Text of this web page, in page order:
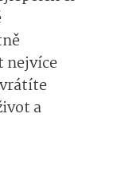
nejvíce
a